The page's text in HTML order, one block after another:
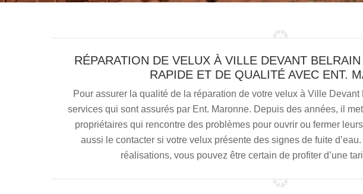
RÉPARATION DE VELUX À VILLE DEVANT
RAPIDE ET DE QUALITÉ AVEC ENT.
Pour assurer la qualité de la réparation de votre velux à Ville
services qui sont assurés par Ent. Maronne. Depuis des années, il
propriétaires qui rencontre des problèmes pour ouvrir ou fermer
aussi le contacter si votre velux présente des signes de fuite
réalisations, vous pouvez être certain de profiter d’une